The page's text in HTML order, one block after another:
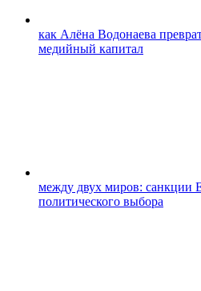
как Алёна Водонаева
медийный капитал
между двух миров: санкции
политического выбора